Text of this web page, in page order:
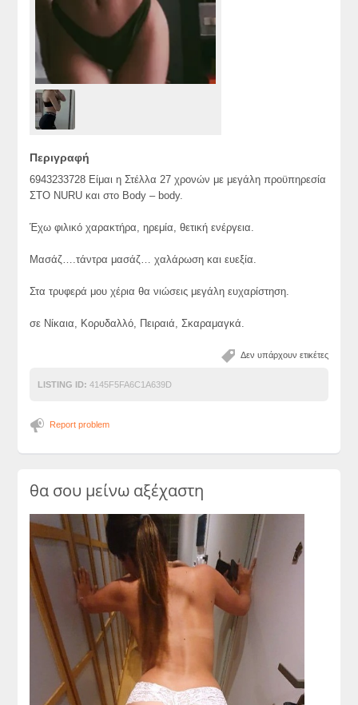
Περιγραφή
6943233728 Είμαι η Στέλλα 27 χρονών με μεγάλη προϋπηρεσία
ΣΤΟ NURU και στο Body – body.
Έχω φιλικό χαρακτήρα, ηρεμία, θετική ενέργεια.
Μασάζ….τάντρα μασάζ… χαλάρωση και ευεξία.
Στα τρυφερά μου χέρια θα νιώσεις μεγάλη ευχαρίστηση.
σε Νίκαια, Κορυδαλλό, Πειραιά, Σκαραμαγκά.
Δεν υπάρχουν ετικέτες
LISTING ID: 4145F5FA6C1A639D
Report problem
θα σου μείνω αξέχαστη